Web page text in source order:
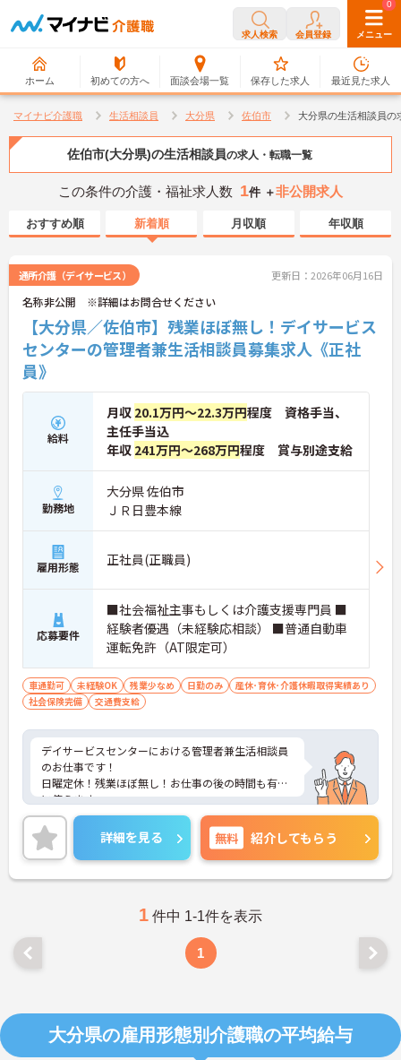
求人検索 会員登録 メニュー
ホーム 初めての方へ 面談会場一覧
0
保存した求人
0
最近見た求人
マイナビ介護職 生活相談員 大分県 佐伯市 大分県の生活相談員の
佐伯市(大分県)の生活相談員の求人・転職一覧
この条件の介護・福祉求人数 1件 ＋非公開求人
おすすめ順 新着順 月収順 年収順
通所介護（デイサービス） 更新日：2026年06月16日
名称非公開 ※詳細はお問合せください
【大分県／佐伯市】残業ほぼ無し！デイサービス
センターの管理者兼生活相談員募集求人《正社
員》
給料
月収 20.1万円～22.3万円程度 資格手当、
主任手当込
年収 241万円～268万円程度 賞与別途支給
勤務地
大分県 佐伯市
ＪＲ日豊本線
雇用形態 正社員(正職員)
応募要件
■社会福祉主事もしくは介護支援専門員 ■
経験者優遇（未経験応相談） ■普通自動車
運転免許（AT限定可）
車通勤可 未経験OK 残業少なめ 日勤のみ
産休･育休･介護休暇取得実績あり
社会保険完備
交通費支給
デイサービスセンターにおける管理者兼生活相談員
のお仕事です！
日曜定休！残業ほぼ無し！お仕事の後の時間も有効
に使えます。
ご興味ある方には、面接のポイントなど、さらに詳
細をお話致しますのでお気軽にご相談ください。
詳細を見る 無料 紹介してもらう
1 件中 1-1件を表示
1
大分県の雇用形態別介護職の平均給与